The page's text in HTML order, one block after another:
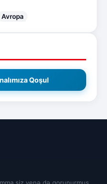
Avropa
Qoşul